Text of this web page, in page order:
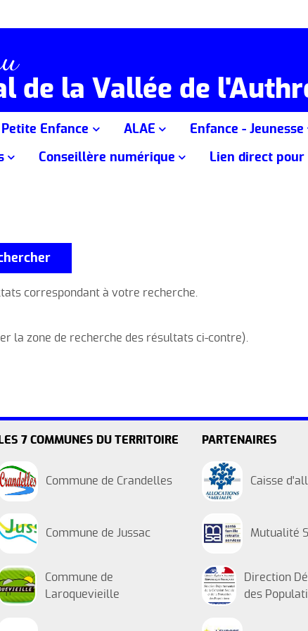
de la Vallée de
Petite Enfance
Le Relais Petite Enfance
Pitious"
période Covid-19
ALAE
ALAE Ecole de Naucelles
Enfance - Jeunesse
Accueil de Loisirs
Bien-être
intergénérationnelles
de société
Conseillère numérique Lien direct
correspondant à votre recherche.
la zone de recherche des résultats ci-contre).
7 COMMUNES DU TERRITOIRE
Commune de Crandelles
Commune de Jussac
Commune de
Laroquevieille
PARTENAIRES
Caisse
Mutualité
Direction
des